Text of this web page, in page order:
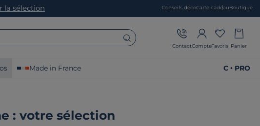
la sélection Conseils décoCarte cadeauBoutique
ContactCompteFavoris Panier
Made in France C • PRO
: votre sélection